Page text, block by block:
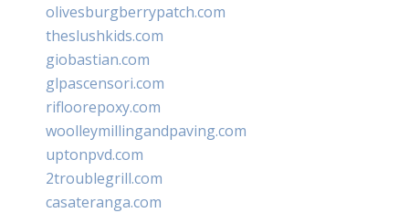
olivesburgberrypatch.com
theslushkids.com
giobastian.com
glpascensori.com
rifloorepoxy.com
woolleymillingandpaving.com
uptonpvd.com
2troublegrill.com
casateranga.com